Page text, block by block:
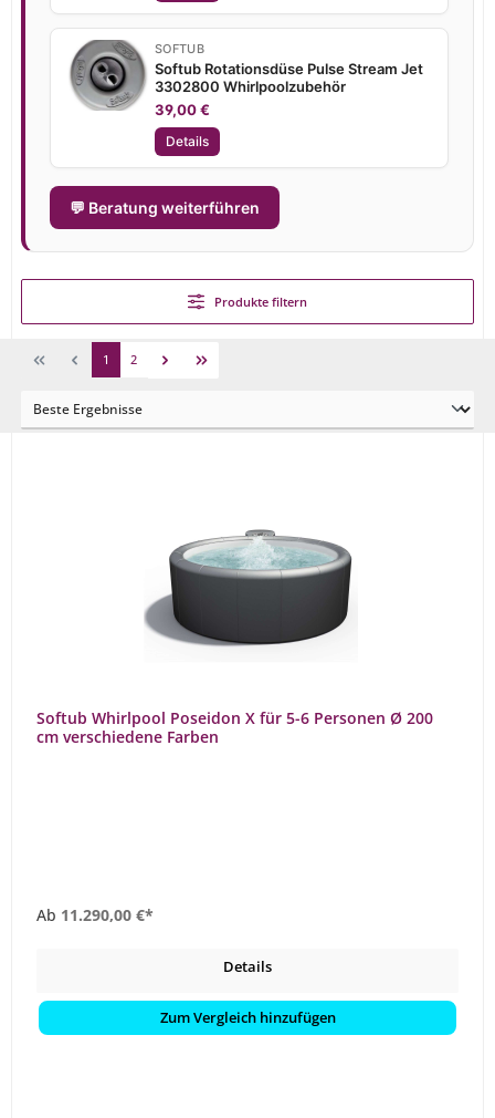
SOFTUB
Softub Rotationsdüse Pulse Stream Jet
3302800 Whirlpoolzubehör
39,00 €
Details
💬 Beratung weiterführen
Produkte filtern
1 2
Softub Whirlpool Poseidon X für 5-6 Personen Ø 200
cm verschiedene Farben
Ab 11.290,00 €*
Details
Zum Vergleich hinzufügen